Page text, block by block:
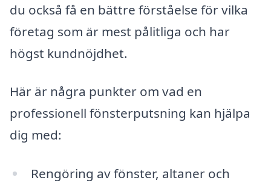
du också få en bättre förståelse för vilka
företag som är mest pålitliga och har
högst kundnöjdhet.
Här är några punkter om vad en
professionell fönsterputsning kan hjälpa
dig med:
Rengöring av fönster, altaner och